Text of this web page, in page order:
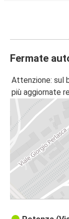
Fermate
Attenzione: sul
più aggiornate